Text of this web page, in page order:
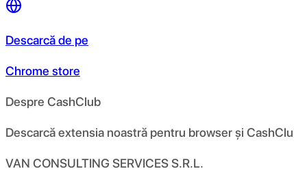
Descarcă de pe
Chrome store
Despre CashClub
Descarcă extensia noastră pentru browser și
VAN CONSULTING SERVICES S.R.L.